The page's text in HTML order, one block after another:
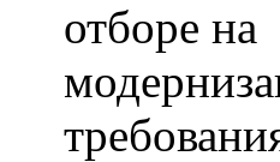
отборе на